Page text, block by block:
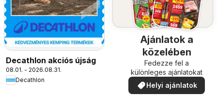
Decathlon akciós újság
08.01. - 2026.08.31.
Decathlon
Ajánlatok a
közelében
Fedezze fel a
különleges ajánlatokat
Helyi ajánlatok